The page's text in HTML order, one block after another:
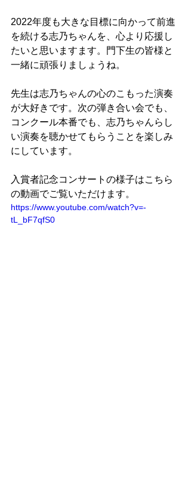
2022年度も大きな目標に向かって前進
を続ける志乃ちゃんを、心より応援し
たいと思いますます。門下生の皆様と
一緒に頑張りましょうね。
先生は志乃ちゃんの心のこもった演奏
が大好きです。次の弾き合い会でも、
コンクール本番でも、志乃ちゃんらし
い演奏を聴かせてもらうことを楽しみ
にしています。
入賞者記念コンサートの様子はこちら
の動画でご覧いただけます。
https://www.youtube.com/watch?v=-
tL_bF7qfS0